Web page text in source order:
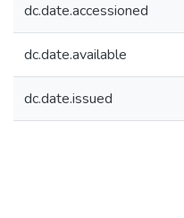
dc.date.accessioned
dc.date.available
dc.date.issued